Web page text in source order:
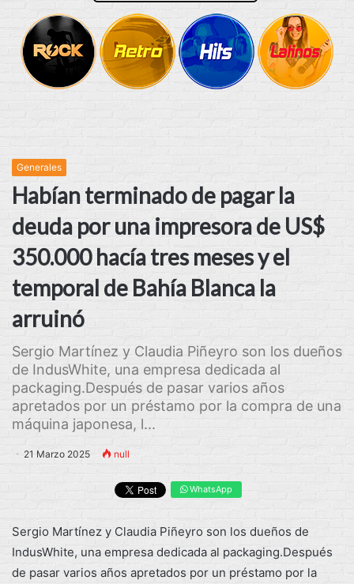
Generales
Habían terminado de pagar la
deuda por una impresora de US$
350.000 hacía tres meses y el
temporal de Bahía Blanca la
arruinó
Sergio Martínez y Claudia Piñeyro son los dueños
de IndusWhite, una empresa dedicada al
packaging.Después de pasar varios años
apretados por un préstamo por la compra de una
máquina japonesa, l...
21 Marzo 2025 null
WhatsApp
Sergio Martínez y Claudia Piñeyro son los dueños de
IndusWhite, una empresa dedicada al packaging.Después
de pasar varios años apretados por un préstamo por la